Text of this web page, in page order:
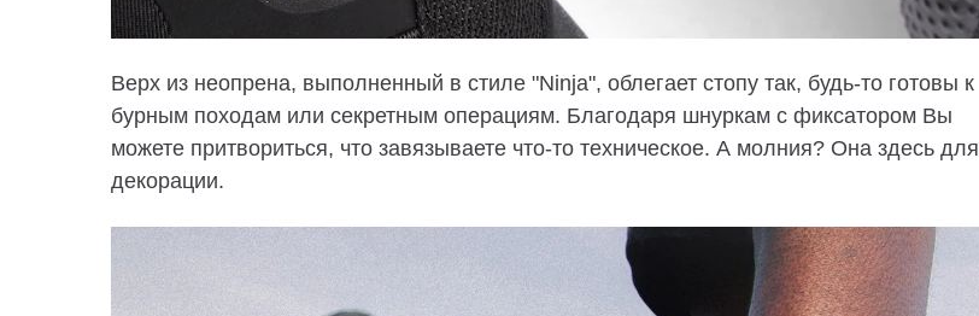
Верх из неопрена, выполненный в стиле "Ninja", облегает стопу так, будь-то готовы к
бурным походам или секретным операциям. Благодаря шнуркам с фиксатором Вы
можете притвориться, что завязываете что-то техническое. А молния? Она здесь для
декорации.